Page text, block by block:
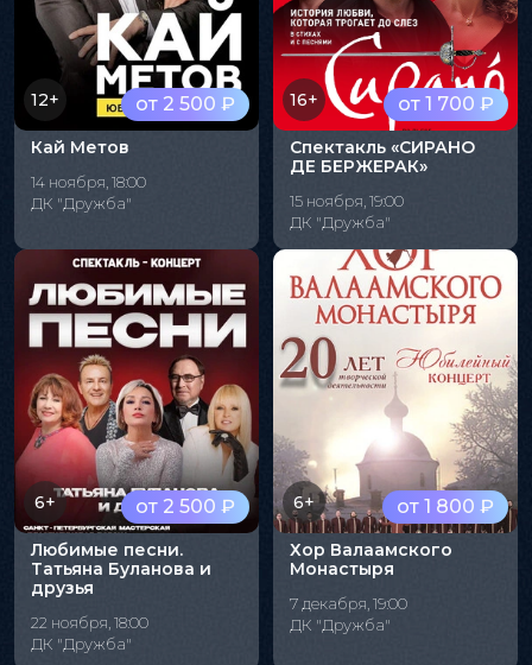
от 2 500 ₽
12+
Кай Метов
14 ноября, 18:00
ДК "Дружба"
от 1 700 ₽
16+
Спектакль «СИРАНО
ДЕ БЕРЖЕРАК»
15 ноября, 19:00
ДК "Дружба"
от 2 500 ₽
6+
Любимые песни.
Татьяна Буланова и
друзья
22 ноября, 18:00
ДК "Дружба"
от 1 800 ₽
6+
Хор Валаамского
Монастыря
7 декабря, 19:00
ДК "Дружба"